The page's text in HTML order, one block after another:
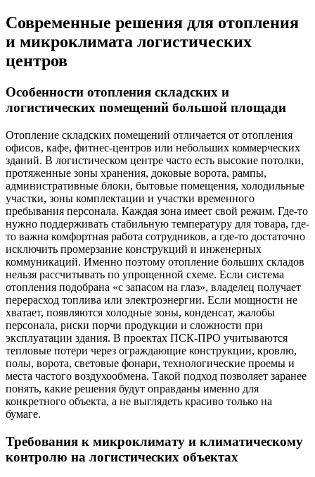
Современные решения для отопления
и микроклимата логистических
центров
Особенности отопления складских и
логистических помещений большой площади
Отопление складских помещений отличается от отопления
офисов, кафе, фитнес-центров или небольших коммерческих
зданий. В логистическом центре часто есть высокие потолки,
протяженные зоны хранения, доковые ворота, рампы,
административные блоки, бытовые помещения, холодильные
участки, зоны комплектации и участки временного
пребывания персонала. Каждая зона имеет свой режим. Где-то
нужно поддерживать стабильную температуру для товара, где-
то важна комфортная работа сотрудников, а где-то достаточно
исключить промерзание конструкций и инженерных
коммуникаций. Именно поэтому отопление больших складов
нельзя рассчитывать по упрощенной схеме. Если система
отопления подобрана «с запасом на глаз», владелец получает
перерасход топлива или электроэнергии. Если мощности не
хватает, появляются холодные зоны, конденсат, жалобы
персонала, риски порчи продукции и сложности при
эксплуатации здания. В проектах ПСК-ПРО учитываются
тепловые потери через ограждающие конструкции, кровлю,
полы, ворота, световые фонари, технологические проемы и
места частого воздухообмена. Такой подход позволяет заранее
понять, какие решения будут оправданы именно для
конкретного объекта, а не выглядеть красиво только на
бумаге.
Требования к микроклимату и климатическому
контролю на логистических объектах